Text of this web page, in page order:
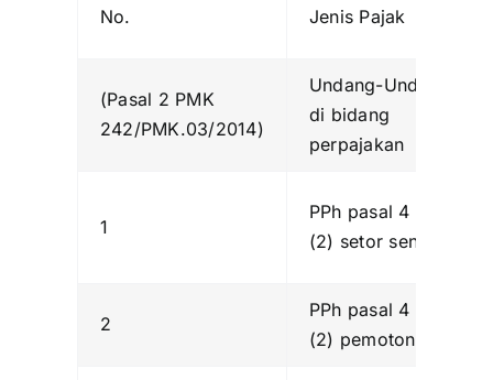
No. Jenis Pajak
(Pasal 2 PMK
242/PMK.03/2014)
Undang-Undang
di bidang
perpajakan
1
PPh pasal 4 ayat
(2) setor sendiri
2
PPh pasal 4 ayat
(2) pemotongan